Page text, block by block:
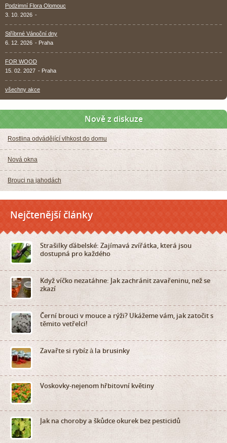
Podzimní Flora Olomouc
3. 10. 2026 -
Stříbrné Vánoční dny
6. 12. 2026 - Praha
FOR WOOD
15. 02. 2027 - Praha
všechny akce
Nově z diskuze
Rostlina odvádějící vlhkost do domu
Nová okna
Brouci na jahodách
Nejčtenější články
Strašilky ďábelské: Zajímavá zvířátka, která jsou
dostupná pro každého
Když víčko nezatáhne: Jak zachránit zavařeninu, než se
zkazí
Černí brouci v mouce a rýži? Ukážeme vám, jak zatočit s
těmito vetřelci!
Zavařte si rybíz à la brusinky
Voskovky-nejenom hřbitovní květiny
Jak na choroby a škůdce okurek bez pesticidů